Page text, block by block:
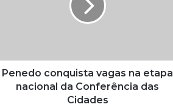
Penedo conquista vagas na etapa
nacional da Conferência das
Cidades